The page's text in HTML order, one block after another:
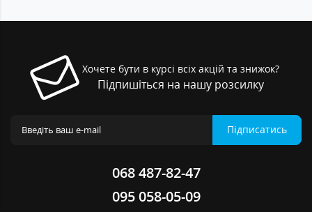
Хочете бути в курсі всіх акцій та знижок?
Підпишіться на нашу розсилку
Підписатись
068 487-82-47
095 058-05-09